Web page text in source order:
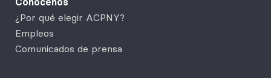
¿Por qué elegir ACPNY?
Empleos
Comunicados de prensa